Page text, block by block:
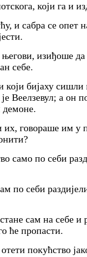
који га и
и сабра се опет
изиђоше да
себе.
бијаху сишли
Веелзевул; а он
демоне.
их, говораше им у
само по себи
по себи
сам на себе и
ће пропасти.
покућство